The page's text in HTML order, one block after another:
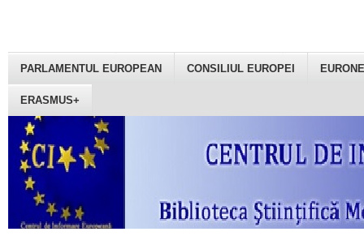
PARLAMENTUL EUROPEAN CONSILIUL EUROPEI
ERASMUS+